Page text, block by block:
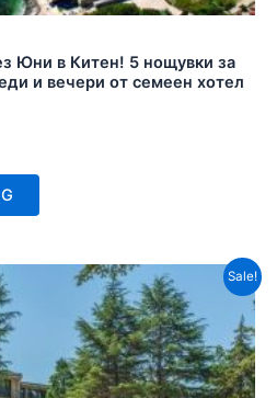
Юни в Китен! 5 нощувки за
и вечери от семеен хотел
Sale!